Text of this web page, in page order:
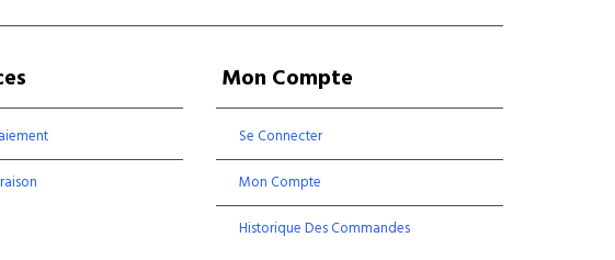
Mon Compte
Se Connecter
Mon Compte
Historique Des Commandes